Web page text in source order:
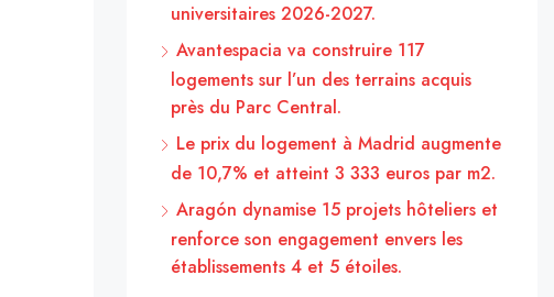
universitaires 2026-2027.
Avantespacia va construire 117
logements sur l’un des terrains acquis
près du Parc Central.
Le prix du logement à Madrid augmente
de 10,7% et atteint 3 333 euros par m2.
Aragón dynamise 15 projets hôteliers et
renforce son engagement envers les
établissements 4 et 5 étoiles.